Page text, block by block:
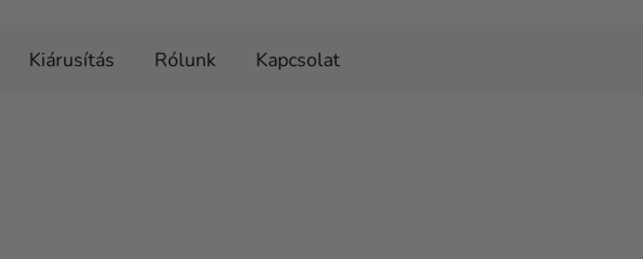
Kiárusítás Rólunk Kapcsolat